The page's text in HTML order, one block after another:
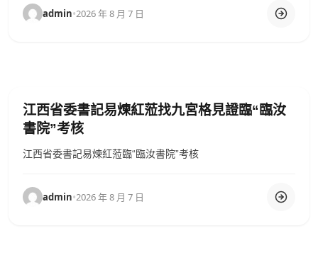
admin•2026 年 8 月 7 日
江西省委書記易煉紅蒞找九宮格見證臨“臨汝
書院”考核
江西省委書記易煉紅蒞臨“臨汝書院”考核
admin•2026 年 8 月 7 日